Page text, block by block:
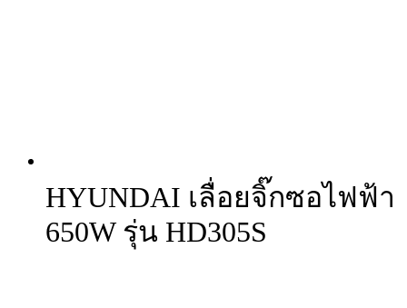
HYUNDAI เลื่อยจิ๊กซอไฟฟ้า
650W รุ่น HD305S